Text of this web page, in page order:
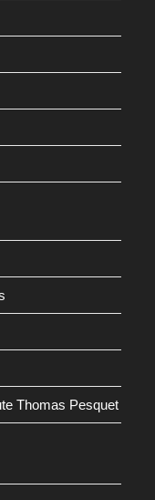
Thomas Pesquet